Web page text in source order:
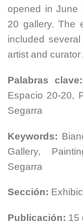
opened in June
20 gallery. The
included
artist and
Palabras clave:
Espacio 20-20,
Segarra
Keywords:
Gallery,
Segarra
Sección:
Publicación: 15